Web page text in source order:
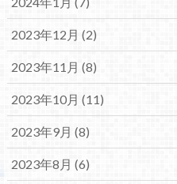
2023年12月 (2)
2023年11月 (8)
2023年10月 (11)
2023年9月 (8)
2023年8月 (6)